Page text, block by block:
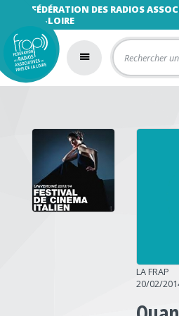
FÉDÉRATION DES RADIOS
LA-LOIRE
LA FRAP
20/02/